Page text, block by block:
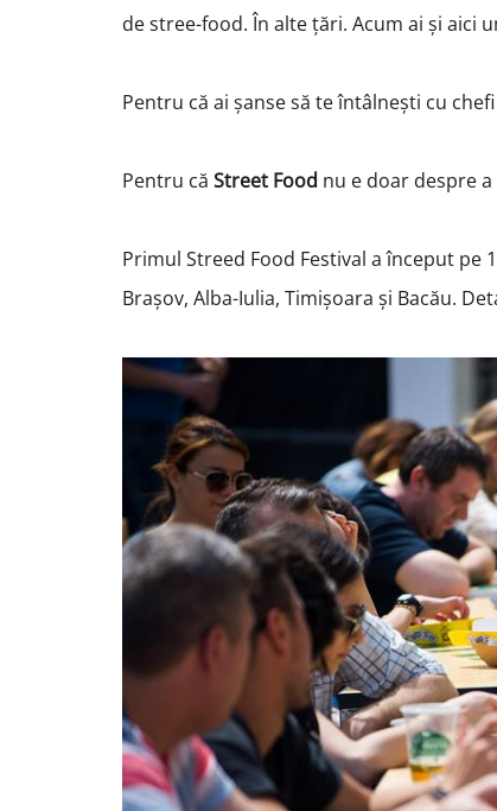
de stree-food. În alte țări. Acum ai și aici
Pentru că ai șanse să te întâlnești cu
Pentru căStreet Food nu e doar despre
Primul Streed Food Festival a început pe
Brașov, Alba-Iulia, Timișoara și Bacău.